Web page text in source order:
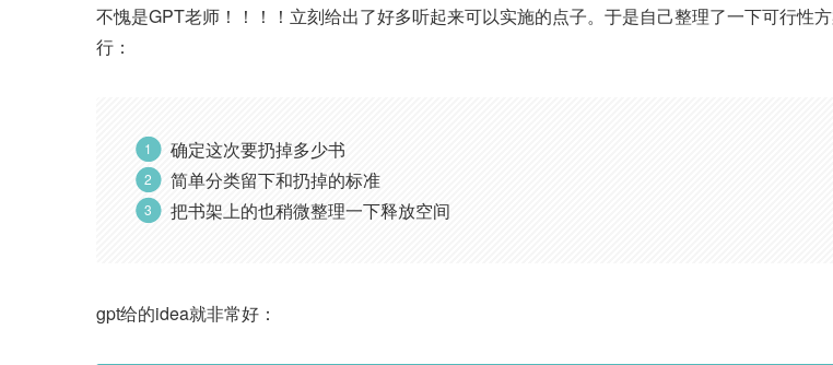
不愧是GPT老师！！！！立刻给出了好多听起来可以实施的点子。于是自己整理了一下可行性
行：
确定这次要扔掉多少书
简单分类留下和扔掉的标准
把书架上的也稍微整理一下释放空间
gpt给的idea就非常好：